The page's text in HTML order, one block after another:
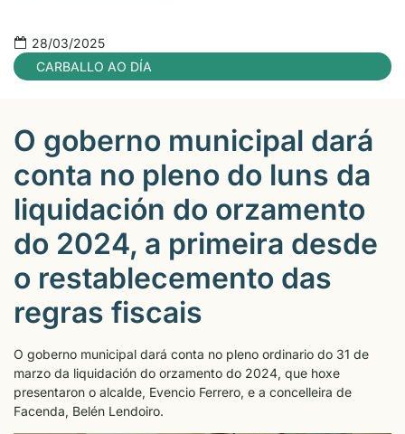
28/03/2025
CARBALLO AO DÍA
O goberno municipal dará
conta no pleno do luns da
liquidación do orzamento
do 2024, a primeira desde
o restablecemento das
regras fiscais
O goberno municipal dará conta no pleno ordinario do 31 de
marzo da liquidación do orzamento do 2024, que hoxe
presentaron o alcalde, Evencio Ferrero, e a concelleira de
Facenda, Belén Lendoiro.